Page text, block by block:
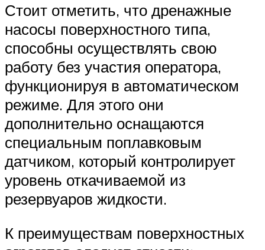
Стоит отметить, что дренажные
насосы поверхностного типа,
способны осуществлять свою
работу без участия оператора,
функционируя в автоматическом
режиме. Для этого они
дополнительно оснащаются
специальным поплавковым
датчиком, который контролирует
уровень откачиваемой из
резервуаров жидкости.
К преимуществам поверхностных